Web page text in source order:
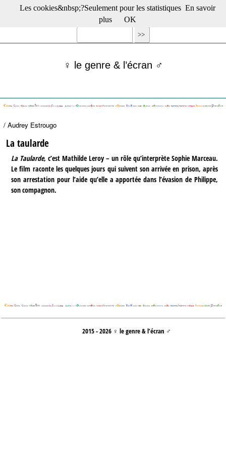
☰ Menu
Films récents
Films -TV/plates-formes
Archives
S’abonner à la Lettre !
♀ le genre & l’écran ♂
/ Audrey Estrougo
La taularde
La Taularde, c’est Mathilde Leroy – un rôle qu’interprète Sophie Marceau.
Le film raconte les quelques jours qui suivent son arrivée en prison, après
son arrestation pour l’aide qu’elle a apportée dans l’évasion de Philippe,
son compagnon.
2015 - 2026 ♀ le genre & l’écran ♂
Les cookies&nbsp;?Seulement pour les statistiques En savoir
plus
OK